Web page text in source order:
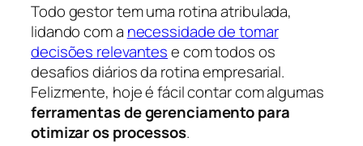
Todo gestor tem uma rotina atribulada,
lidando com a necessidade de tomar
decisões relevantese com todos os
desafios diários da rotina empresarial.
Felizmente, hoje é fácil contar com algumas
ferramentas de gerenciamento para
otimizar os processos.